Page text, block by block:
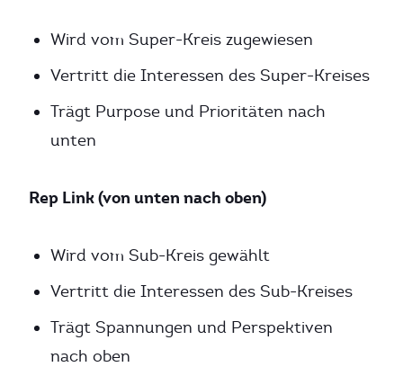
Wird vom Super-Kreis zugewiesen
Vertritt die Interessen des Super-Kreises
Trägt Purpose und Prioritäten nach
unten
Rep Link (von unten nach oben)
Wird vom Sub-Kreis gewählt
Vertritt die Interessen des Sub-Kreises
Trägt Spannungen und Perspektiven
nach oben